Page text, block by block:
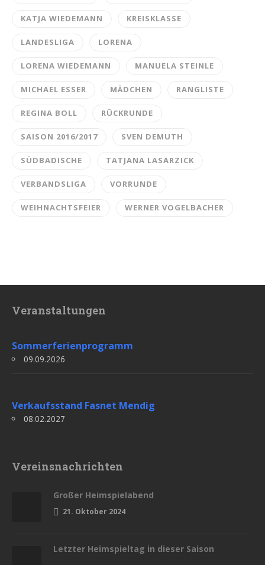
KATJA WIEDEMANN KREISKLASSE
LANDESLIGA LORENA
LORENA WIEDEMANN MANUELA STEINLE
MICHAEL ESSER MÄDCHEN RANGLISTE
REGINA BOLL RÜCKRUNDE
SAISON 2016/2017 SVEN DEMUTH
SÜDBADISCHE TATJANA LASARZICK
VERBANDSLIGA VORRUNDE
WEIHNACHTSFEIER WERNER VOGELBACHER
Veranstaltungen
Sommerferienprogramm
09.09.2026
Verkaufsstand Fasnet Mendig
08.02.2027
Vereinsnachrichten
Großer Heimspielabend
21. Oktober 2024
Letzter Heimspieltag in dieser Saison